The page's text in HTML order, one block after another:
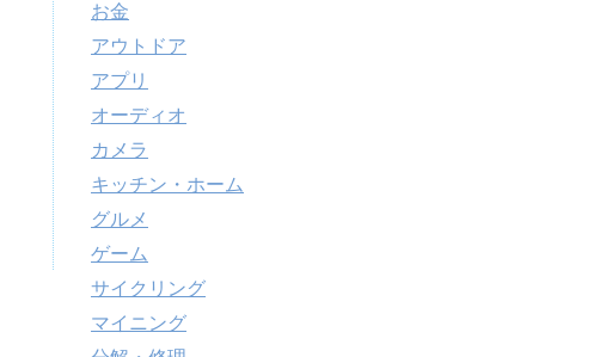
お金
アウトドア
アプリ
オーディオ
カメラ
キッチン・ホーム
グルメ
ゲーム
サイクリング
マイニング